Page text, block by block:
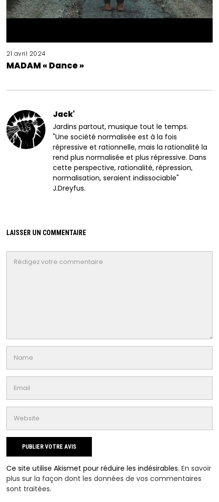
21 avril 2024
MADAM « Dance »
Jack'
Jardins partout, musique tout le temps.
"Une société normalisée est à la fois
répressive et rationnelle, mais la rationalité la
rend plus normalisée et plus répressive. Dans
cette perspective, rationalité, répression,
normalisation, seraient indissociable"
J.Dreyfus.
LAISSER UN COMMENTAIRE
Ce site utilise Akismet pour réduire les indésirables.En savoir
plus sur la façon dont les données de vos commentaires
sont traitées.